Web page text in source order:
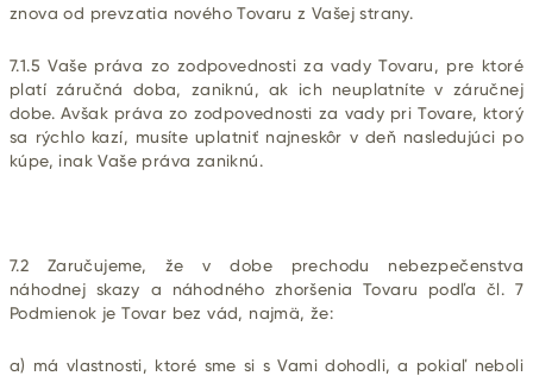
znova od prevzatia nového Tovaru z Vašej strany.
7.1.5 Vaše práva zo zodpovednosti za vady Tovaru, pre ktoré
platí záručná doba, zaniknú, ak ich neuplatníte v záručnej
dobe. Avšak práva zo zodpovednosti za vady pri Tovare, ktorý
sa rýchlo kazí, musíte uplatniť najneskôr v deň nasledujúci po
kúpe, inak Vaše práva zaniknú.
7.2 Zaručujeme, že v dobe prechodu nebezpečenstva
náhodnej skazy a náhodného zhoršenia Tovaru podľa čl. 7
Podmienok je Tovar bez vád, najmä, že:
a) má vlastnosti, ktoré sme si s Vami dohodli, a pokiaľ neboli